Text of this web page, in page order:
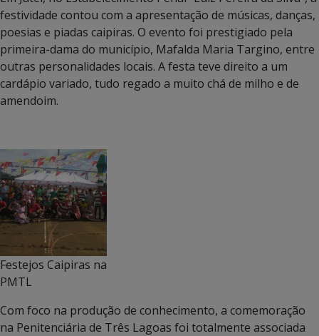
festividade contou com a apresentação de músicas, danças,
poesias e piadas caipiras. O evento foi prestigiado pela
primeira-dama do município, Mafalda Maria Targino, entre
outras personalidades locais. A festa teve direito a um
cardápio variado, tudo regado a muito chá de milho e de
amendoim.
Festejos Caipiras na
PMTL
Com foco na produção de conhecimento, a comemoração
na Penitenciária de Três Lagoas foi totalmente associada